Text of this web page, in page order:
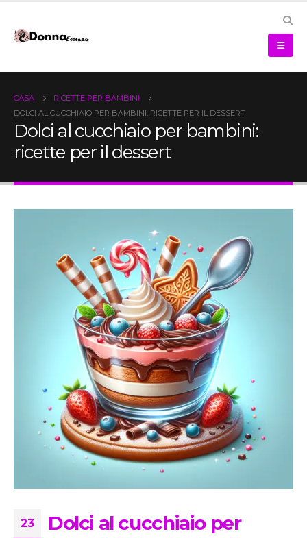
CASA
RICETTE PER BAMBINI
DOLCI AL CUCCHIAIO PER BAMBINI: RICETTE PER IL DESSERT
Dolci al cucchiaio per bambini:
ricette per il dessert
23
Dolci al cucchiaio per